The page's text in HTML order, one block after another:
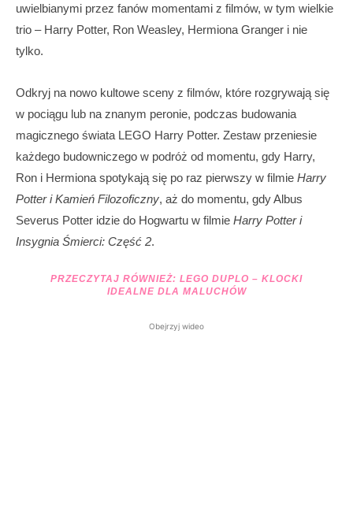
uwielbianymi przez fanów momentami z filmów, w tym wielkie
trio – Harry Potter, Ron Weasley, Hermiona Granger i nie
tylko.
Odkryj na nowo kultowe sceny z filmów, które rozgrywają się
w pociągu lub na znanym peronie, podczas budowania
magicznego świata LEGO Harry Potter. Zestaw przeniesie
każdego budowniczego w podróż od momentu, gdy Harry,
Ron i Hermiona spotykają się po raz pierwszy w filmie Harry
Potter i Kamień Filozoficzny, aż do momentu, gdy Albus
Severus Potter idzie do Hogwartu w filmie Harry Potter i
Insygnia Śmierci: Część 2.
PRZECZYTAJ RÓWNIEŻ: LEGO DUPLO – KLOCKI
IDEALNE DLA MALUCHÓW
Obejrzyj wideo